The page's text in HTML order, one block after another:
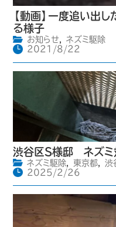
【動画】一度追い出
る様子
お知らせ,
ネズミ駆除
2021/8/22
渋谷区S様邸 ネズミ
ネズミ駆除, 東京都,
渋
2025/2/26